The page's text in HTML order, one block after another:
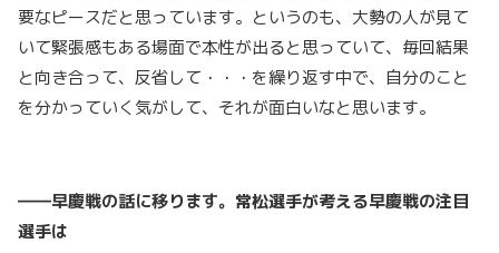
要なピースだと思っています。というのも、大勢の人が見て
いて緊張感もある場面で本性が出ると思っていて、毎回結果
と向き合って、反省して・・・を繰り返す中で、自分のこと
を分かっていく気がして、それが面白いなと思います。
――早慶戦の話に移ります。常松選手が考える早慶戦の注目
選手は